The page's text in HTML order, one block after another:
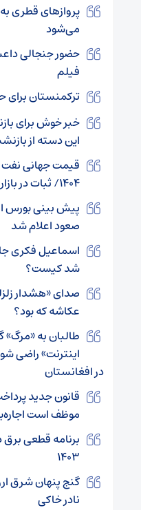
می‌شود
حضور جنجالی
فیلم
ترکمنستان برای
خبر خوش برای
این دسته از
۱۴۰۴/ ثبات در بازار نفت
صعود اعلام شد
اسماعیل فکری
شد کیست؟
صدای «هشدار
عکاشه که بود؟
طالبان به
اینترنت» راضی
در افغانستان
موظف است
۱۴۰۳
گنج پنهان شرق
نادر خاکی